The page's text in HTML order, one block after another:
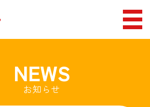
NEWS
お知らせ